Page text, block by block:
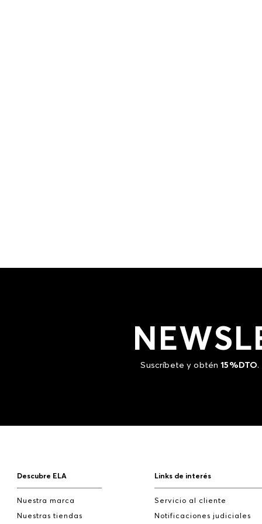
Suscríbete y obtén15%DTO.
Descubre ELA
Nuestra marca
Nuestras tiendas
Links de interés
Servicio al cliente
Notificaciones judiciales